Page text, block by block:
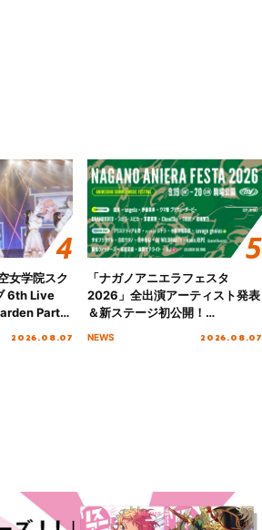
女学院スク
6th Live
Party
2026.08.07
「ナガノアニエラフェスタ
2026」全出演アーティスト発表
＆新ステージ初公開！
NEWS 2026.08.07